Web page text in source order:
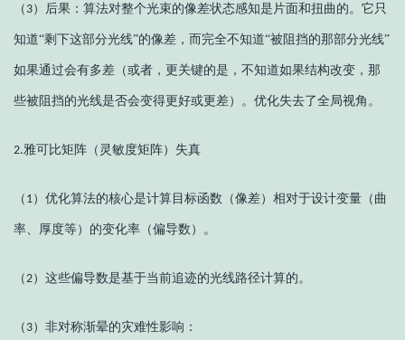
（ 3） 后果：算法对整个光束的像差状态感知是片面和扭曲的。它只
知道“剩下这部分光线”的像差，而完全不知道“被阻挡的那部分光线”
如果通过会有多差（或者，更关键的是，不知道如果结构改变，那
些被阻挡的光线是否会变得更好或更差）。优化失去了全局视角。
2.雅可比矩阵（灵敏度矩阵）失真
（ 1） 优化算法的核心是计算目标函数（像差）相对于设计变量（曲
率、厚度等）的变化率（偏导数）。
（2） 这些偏导数是基于当前追迹的光线路径计算的。
（ 3） 非对称渐晕的灾难性影响：